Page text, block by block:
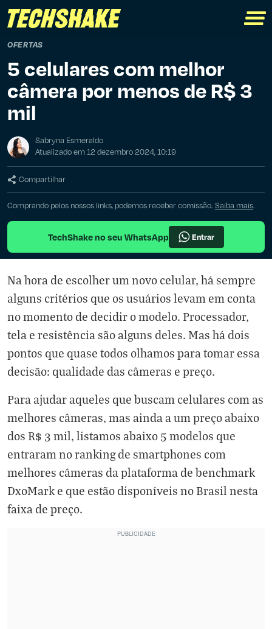
OFERTAS
5 celulares com melhor
câmera por menos de R$ 3
mil
Sabryna Esmeraldo
Atualizado em 12 dezembro 2024, 10:19
Compartilhar
Comprando pelos nossos links, podemos receber comissão. Saiba mais.
TechShake no seu WhatsApp Entrar
Na hora de escolher um novo celular, há sempre
alguns critérios que os usuários levam em conta
no momento de decidir o modelo. Processador,
tela e resistência são alguns deles. Mas há dois
pontos que quase todos olhamos para tomar essa
decisão: qualidade das câmeras e preço.
Para ajudar aqueles que buscam celulares com as
melhores câmeras, mas ainda a um preço abaixo
dos R$ 3 mil, listamos abaixo 5 modelos que
entraram no ranking de smartphones com
melhores câmeras da plataforma de benchmark
DxoMark e que estão disponíveis no Brasil nesta
faixa de preço.